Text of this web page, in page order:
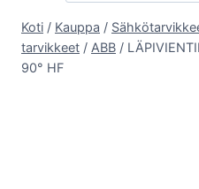
Koti / Kauppa /
tarvikkeet / ABB /
90° HF